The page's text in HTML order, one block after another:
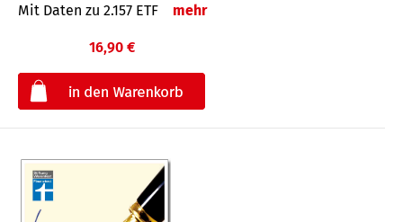
Mit Daten zu 2.157 ETF mehr
16,90 €